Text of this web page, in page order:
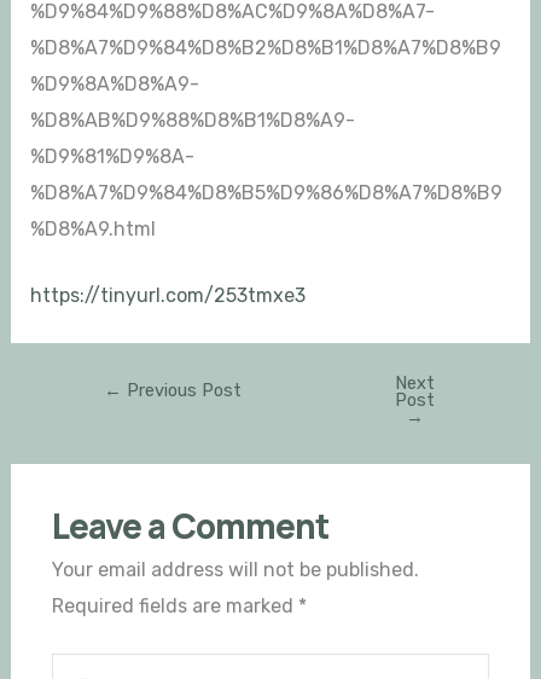
%D9%84%D9%88%D8%AC%D9%8A%D8%A7-
%D8%A7%D9%84%D8%B2%D8%B1%D8%A7%D8%B9
%D9%8A%D8%A9-
%D8%AB%D9%88%D8%B1%D8%A9-
%D9%81%D9%8A-
%D8%A7%D9%84%D8%B5%D9%86%D8%A7%D8%B9
%D8%A9.html
https://tinyurl.com/253tmxe3
← Previous Post Next
Post
→
Leave a Comment
Your email address will not be published.
Required fields are marked *